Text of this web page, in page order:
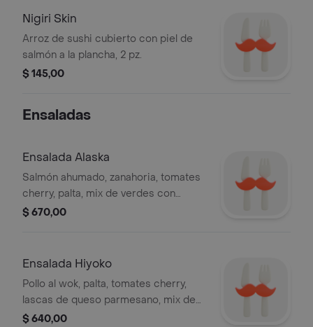
Nigiri Skin
Arroz de sushi cubierto con piel de
salmón a la plancha, 2 pz.
$ 145,00
Ensaladas
Ensalada Alaska
Salmón ahumado, zanahoria, tomates
cherry, palta, mix de verdes con
aderezo japonés.
$ 670,00
Ensalada Hiyoko
Pollo al wok, palta, tomates cherry,
lascas de queso parmesano, mix de
verdes con aderezo japonés.
$ 640,00